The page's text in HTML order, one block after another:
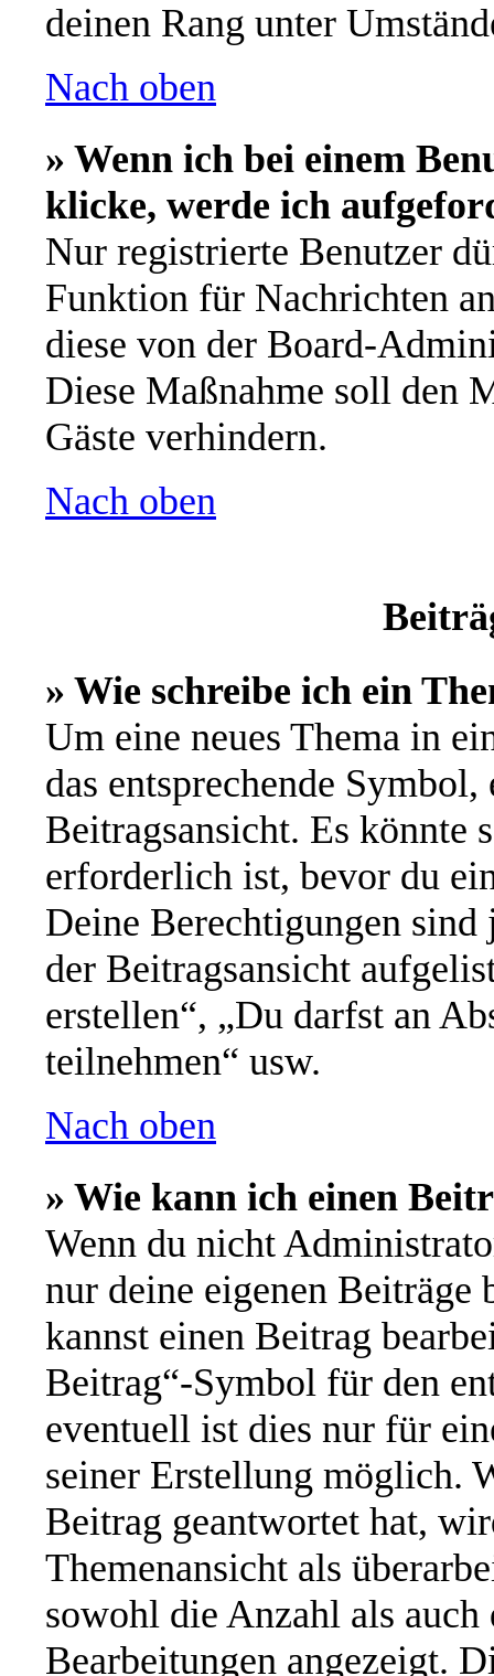
deinen Rang unter
Nach oben
» Wenn ich bei einem
klicke, werde ich
Nur registrierte Benutzer
Funktion für Nachrichten
diese von der Board-
Diese Maßnahme soll den
Gäste verhindern.
Nach oben
» Wie schreibe ich ein
Um eine neues Thema in
das entsprechende
Beitragsansicht. Es könnte
erforderlich ist, bevor du
Deine Berechtigungen
der Beitragsansicht
erstellen“, „Du darfst an
teilnehmen“ usw.
Nach oben
» Wie kann ich einen
Wenn du nicht
nur deine eigenen Beiträge
kannst einen Beitrag
Beitrag“-Symbol für den
eventuell ist dies nur für
seiner Erstellung möglich.
Beitrag geantwortet hat,
Themenansicht als
sowohl die Anzahl als
Bearbeitungen angezeigt.